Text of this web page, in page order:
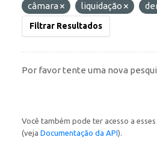
câmara
liquidação
Filtrar Resultados
Por favor tente uma nova
Você também pode ter acesso a
(veja Documentação da API).